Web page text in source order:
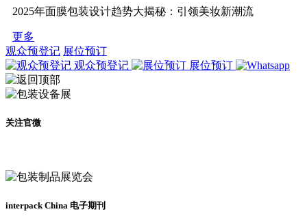
2025年面膜包装设计趋势大揭秘：引领美妆新潮流
更多
观众预登记 展位预订
观众预登记
展位预订
关注官微
interpack China 电子期刊